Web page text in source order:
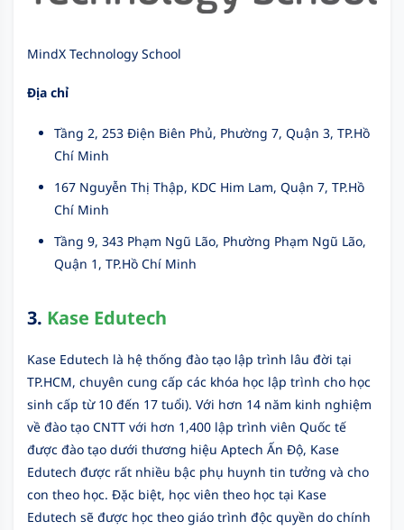
MindX Technology School
Địa chỉ
Tầng 2, 253 Điện Biên Phủ, Phường 7, Quận 3, TP.Hồ
Chí Minh
167 Nguyễn Thị Thập, KDC Him Lam, Quận 7, TP.Hồ
Chí Minh
Tầng 9, 343 Phạm Ngũ Lão, Phường Phạm Ngũ Lão,
Quận 1, TP.Hồ Chí Minh
3. Kase Edutech
Kase Edutech là hệ thống đào tạo lập trình lâu đời tại
TP.HCM, chuyên cung cấp các khóa học lập trình cho học
sinh cấp từ 10 đến 17 tuổi). Với hơn 14 năm kinh nghiệm
về đào tạo CNTT với hơn 1,400 lập trình viên Quốc tế
được đào tạo dưới thương hiệu Aptech Ấn Độ, Kase
Edutech được rất nhiều bậc phụ huynh tin tưởng và cho
con theo học. Đặc biệt, học viên theo học tại Kase
Edutech sẽ được học theo giáo trình độc quyền do chính